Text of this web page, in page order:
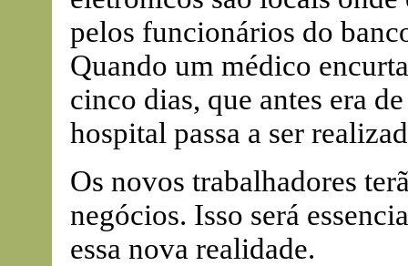
pelos funcionários do
Quando um médico
cinco dias, que antes era
hospital passa a ser
Os novos trabalhadores
negócios. Isso será
essa nova realidade.